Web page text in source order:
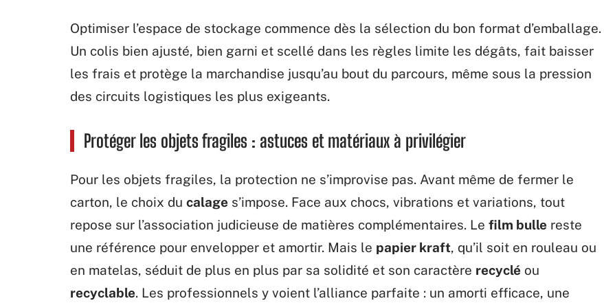
Optimiser l’espace de stockage commence dès la sélection du bon format d’emballage.
Un colis bien ajusté, bien garni et scellé dans les règles limite les dégâts, fait baisser
les frais et protège la marchandise jusqu’au bout du parcours, même sous la pression
des circuits logistiques les plus exigeants.
Protéger les objets fragiles : astuces et matériaux à privilégier
Pour les objets fragiles, la protection ne s’improvise pas. Avant même de fermer le
carton, le choix du calage s’impose. Face aux chocs, vibrations et variations, tout
repose sur l’association judicieuse de matières complémentaires. Le film bulle reste
une référence pour envelopper et amortir. Mais le papier kraft, qu’il soit en rouleau ou
en matelas, séduit de plus en plus par sa solidité et son caractère recyclé ou
recyclable. Les professionnels y voient l’alliance parfaite : un amorti efficace, une